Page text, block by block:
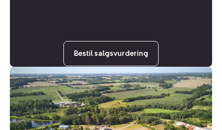
Bestil salgsvurdering
Helårsgrund:
Gudenåparken
12,
7160
Tørring